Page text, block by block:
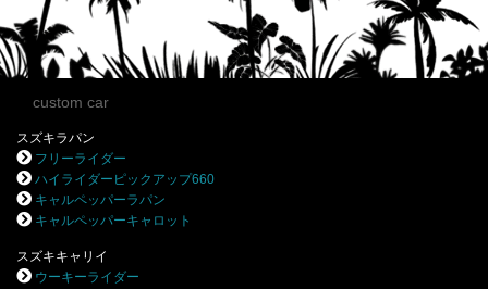
custom car
スズキラパン
フリーライダー
ハイライダーピックアップ660
キャルペッパーラパン
キャルペッパーキャロット
スズキキャリイ
ウーキーライダー